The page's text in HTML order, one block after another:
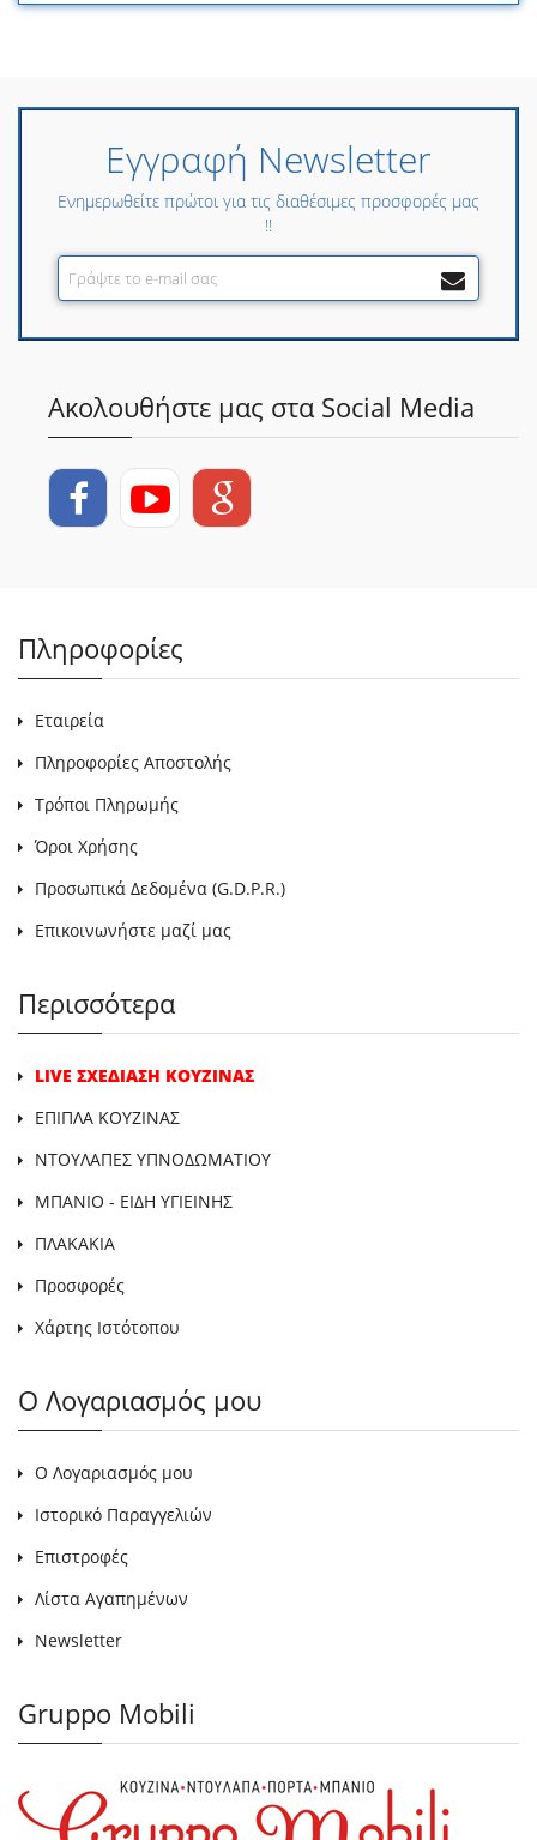
Εγγραφή Newsletter
Ενημερωθείτε πρώτοι για τις διαθέσιμες προσφορές μας
!!
Ακολουθήστε μας στα Social Media
Πληροφορίες
Εταιρεία
Πληροφορίες Αποστολής
Τρόποι Πληρωμής
Όροι Χρήσης
Προσωπικά Δεδομένα (G.D.P.R.)
Επικοινωνήστε μαζί μας
Περισσότερα
LIVE ΣΧΕΔΙΑΣΗ ΚΟΥΖΙΝΑΣ
ΕΠΙΠΛΑ ΚΟΥΖΙΝΑΣ
ΝΤΟΥΛΑΠΕΣ ΥΠΝΟΔΩΜΑΤΙΟΥ
ΜΠΑΝΙΟ - ΕΙΔΗ ΥΓΙΕΙΝΗΣ
ΠΛΑΚΑΚΙΑ
Προσφορές
Χάρτης Ιστότοπου
Ο Λογαριασμός μου
Ο Λογαριασμός μου
Ιστορικό Παραγγελιών
Επιστροφές
Λίστα Αγαπημένων
Newsletter
Gruppo Mobili